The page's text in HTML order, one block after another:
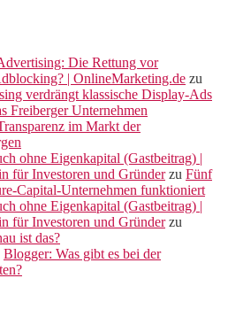
Die Rettung vor
| OnlineMarketing.de zu
verdrängt klassische Display-Ads
Freiberger Unternehmen
im Markt der
ohne Eigenkapital (Gastbeitrag) |
für Investoren und Gründerzu Fünf
Capital-Unternehmen funktioniert
ohne Eigenkapital (Gastbeitrag) |
für Investoren und Gründerzu
ist das?
Blogger: Was gibt es bei der